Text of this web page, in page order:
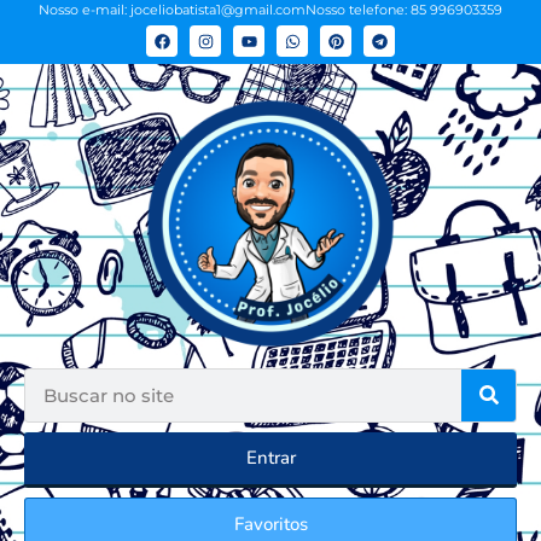
Nosso e-mail: joceliobatista1@gmail.comNosso telefone: 85 996903359
Entrar
Favoritos